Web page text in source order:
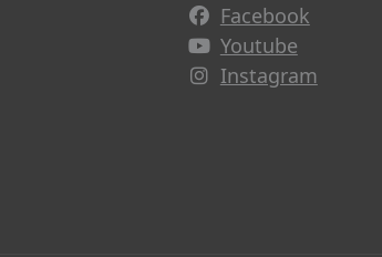
Facebook
Avautuu uuteen
Youtube
Avautuu uuteen
Instagram
Avautuu uuteen